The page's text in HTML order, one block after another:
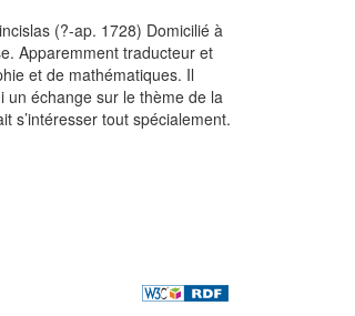
(?-ap. 1728) Domicilié à
Apparemment traducteur et
et de mathématiques. Il
un échange sur le thème de la
s’intéresser tout spécialement.